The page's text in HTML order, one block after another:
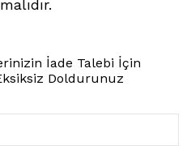
İade Talebi İçin
Doldurunuz